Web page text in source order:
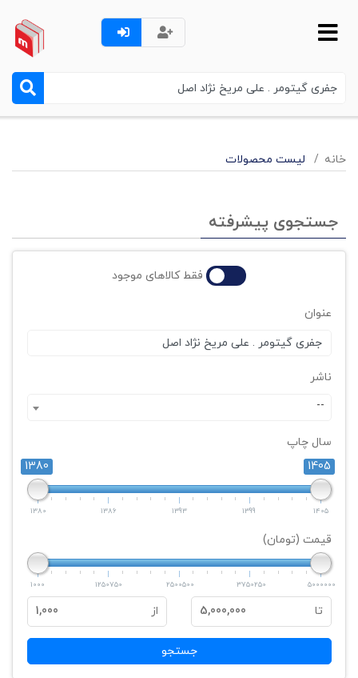
خانه لیست محصولات
جستجوی پیشرفته
فقط کالاهای موجود
عنوان
ناشر
--
سال چاپ
1380
1405
1380 1386 1393 1399 1405
قیمت (تومان)
1000 1250750 2500500 3750250 5000000
تا 5,000,000 از 1,000
جستجو